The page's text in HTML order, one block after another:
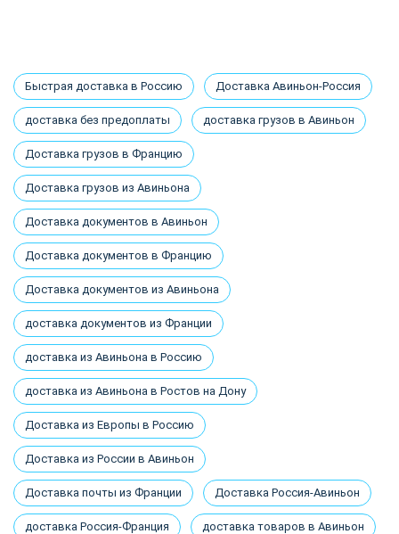
Быстрая доставка в Россию Доставка Авиньон-Россия
доставка без предоплаты доставка грузов в Авиньон
Доставка грузов в Францию
Доставка грузов из Авиньона
Доставка документов в Авиньон
Доставка документов в Францию
Доставка документов из Авиньона
доставка документов из Франции
доставка из Авиньона в Россию
доставка из Авиньона в Ростов на Дону
Доставка из Европы в Россию
Доставка из России в Авиньон
Доставка почты из Франции Доставка Россия-Авиньон
доставка Россия-Франция доставка товаров в Авиньон